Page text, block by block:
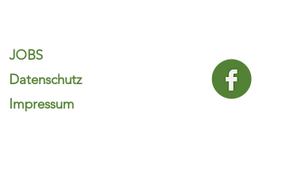
JOBS
Datenschutz
Impressum